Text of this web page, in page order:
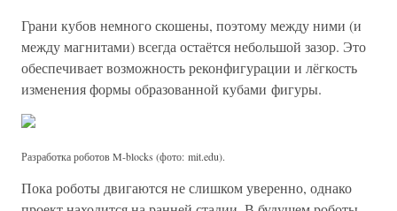
Грани кубов немного скошены, поэтому между ними (и
между магнитами) всегда остаётся небольшой зазор. Это
обеспечивает возможность реконфигурации и лёгкость
изменения формы образованной кубами фигуры.
Разработка роботов M-blocks (фото: mit.edu).
Пока роботы двигаются не слишком уверенно, однако